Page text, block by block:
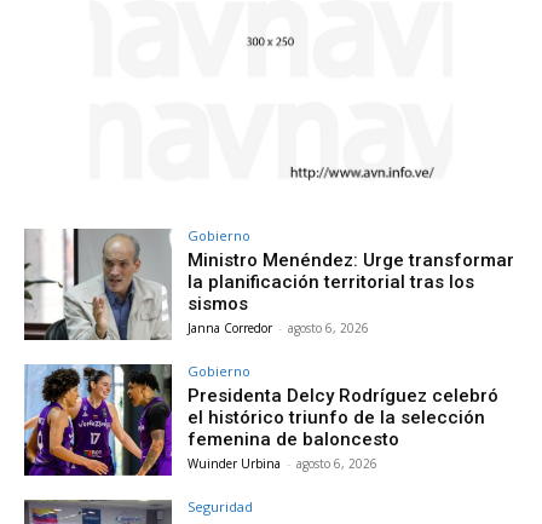
Gobierno
Ministro Menéndez: Urge transformar
la planificación territorial tras los
sismos
Janna Corredor - agosto 6, 2026
Gobierno
Presidenta Delcy Rodríguez celebró
el histórico triunfo de la selección
femenina de baloncesto
Wuinder Urbina - agosto 6, 2026
Seguridad